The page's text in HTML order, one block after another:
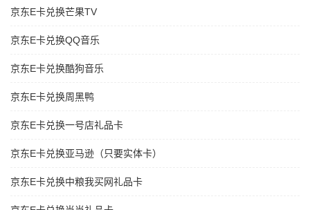
京东E卡兑换芒果TV
京东E卡兑换QQ音乐
京东E卡兑换酷狗音乐
京东E卡兑换周黑鸭
京东E卡兑换一号店礼品卡
京东E卡兑换亚马逊（只要实体卡）
京东E卡兑换中粮我买网礼品卡